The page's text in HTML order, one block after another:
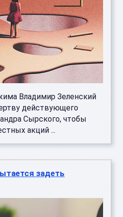
Владимир Зеленский
действующего
Сырского, чтобы
акций ...
задеть